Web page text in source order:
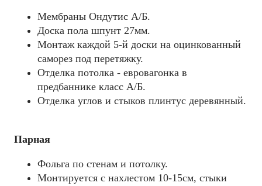
Мембраны Ондутис А/Б.
Доска пола шпунт 27мм.
Монтаж каждой 5-й доски на оцинкованный
саморез под перетяжку.
Отделка потолка - евровагонка в
предбаннике класс А/Б.
Отделка углов и стыков плинтус деревянный.
Парная
Фольга по стенам и потолку.
Монтируется с нахлестом 10-15см, стыки